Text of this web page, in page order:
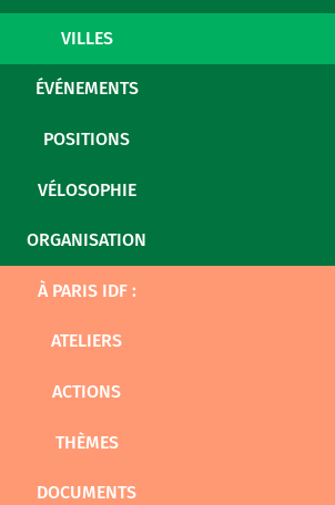
VILLES
ÉVÉNEMENTS
POSITIONS
VÉLOSOPHIE
ORGANISATION
À PARIS IDF :
ATELIERS
ACTIONS
THÈMES
DOCUMENTS